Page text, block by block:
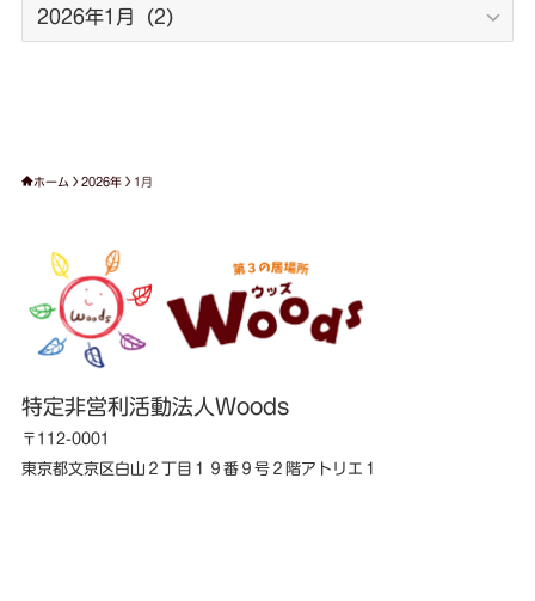
ホーム 2026年 1月
特定非営利活動法人Woods
〒112-0001
東京都文京区白山２丁目１９番９号２階アトリエ１